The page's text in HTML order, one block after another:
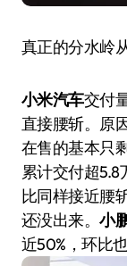
真正的分水岭
小米汽车交付
直接腰斩。原
在售的基本只
累计交付超5.8
比同样接近腰
还没出来。小
近50%，环比也